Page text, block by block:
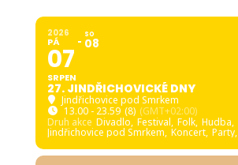
2026
PÁ
07
SRPEN
SO
08
27. JINDŘICHOVICKÉ DNY
Jindřichovice pod Smrkem
13.00 - 23.59 (8) (GMT+02:00)
Druh akce Divadlo, Festival, Folk, Hudba,
Jindřichovice pod Smrkem, Koncert, Party,